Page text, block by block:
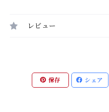
レビュー
保存 シェア